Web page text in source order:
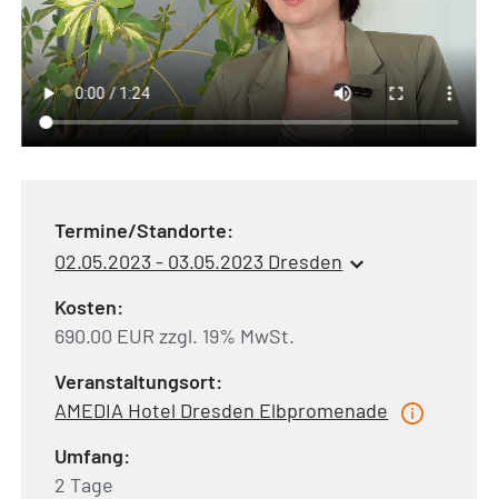
Termine/Standorte:
02.05.2023 - 03.05.2023 Dresden
Kosten:
690.00 EUR zzgl. 19% MwSt.
Veranstaltungsort:
AMEDIA Hotel Dresden Elbpromenade
Umfang:
2 Tage